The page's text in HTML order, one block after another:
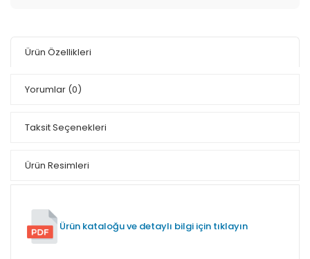
Ürün Özellikleri
Yorumlar (0)
Taksit Seçenekleri
Ürün Resimleri
Ürün kataloğu ve detaylı bilgi için tıklayın